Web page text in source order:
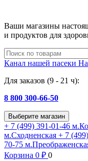
Ваши магазины
и продуктов для
Канал нашей пасеки
Для заказов (9 - 21 ч):
8 800 300-66-50
Выберите магазин
+ 7 (499) 391-01-46
м.Сходненская + 7
70-75
Корзина 0 ₽ 0